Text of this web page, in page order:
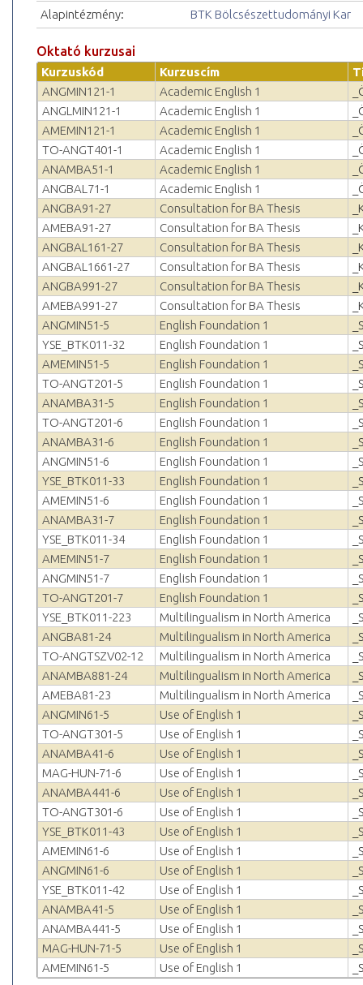
Alapintézmény:
BTK Bölcsészettudományi Kar
Oktató kurzusai
Kurzuskód Kurzuscím
ANGMIN121-1
Academic English 1
ANGLMIN121-1
Academic English 1
AMEMIN121-1
Academic English 1
TO-ANGT401-1
Academic English 1
ANAMBA51-1
Academic English 1
ANGBAL71-1
Academic English 1
ANGBA91-27
Consultation for BA Thesis
AMEBA91-27
Consultation for BA Thesis
ANGBAL161-27
Consultation for BA Thesis
ANGBAL1661-27
Consultation for BA Thesis
ANGBA991-27
Consultation for BA Thesis
AMEBA991-27
Consultation for BA Thesis
ANGMIN51-5
English Foundation 1
YSE_BTK011-32
English Foundation 1
AMEMIN51-5
English Foundation 1
TO-ANGT201-5
English Foundation 1
ANAMBA31-5
English Foundation 1
TO-ANGT201-6
English Foundation 1
ANAMBA31-6
English Foundation 1
ANGMIN51-6
English Foundation 1
YSE_BTK011-33
English Foundation 1
AMEMIN51-6
English Foundation 1
ANAMBA31-7
English Foundation 1
YSE_BTK011-34
English Foundation 1
AMEMIN51-7
English Foundation 1
ANGMIN51-7
English Foundation 1
TO-ANGT201-7
English Foundation 1
YSE_BTK011-223
Multilingualism in North America
ANGBA81-24
Multilingualism in North America
TO-ANGTSZV02-12
Multilingualism in North America
ANAMBA881-24
Multilingualism in North America
AMEBA81-23
Multilingualism in North America
ANGMIN61-5
Use of English 1
TO-ANGT301-5
Use of English 1
ANAMBA41-6
Use of English 1
MAG-HUN-71-6
Use of English 1
ANAMBA441-6
Use of English 1
TO-ANGT301-6
Use of English 1
YSE_BTK011-43
Use of English 1
AMEMIN61-6
Use of English 1
ANGMIN61-6
Use of English 1
YSE_BTK011-42
Use of English 1
ANAMBA41-5
Use of English 1
ANAMBA441-5
Use of English 1
MAG-HUN-71-5
Use of English 1
AMEMIN61-5
Use of English 1